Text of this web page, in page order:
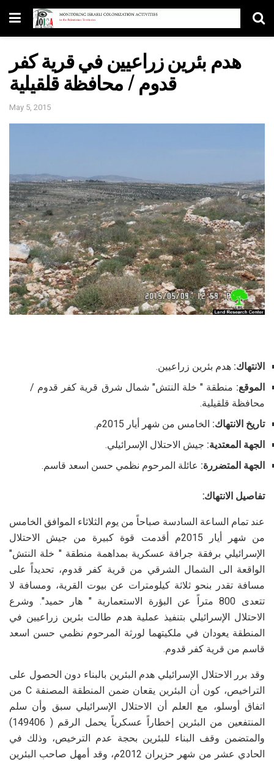
هدم بئرين زراعيين في قرية كفر
قدوم / محافظة قلقيلية
May 5, 2015
الانتهاك: هدم بئرين زراعيين.
الموقع: منطقة " خلة النتش" شمال شرق قرية كفر قدوم /
محافظة قلقيلية.
تاريخ الانتهاك: الخامس من شهر أيار 2015م.
الجهة المعتدية: جيش الاحتلال الإسرائيلي.
الجهة المتضررة: عائلة المرحوم نظمي حسن اسعد قاسم.
تفاصيل الانتهاك:
عند تمام الساعة السادسة صباحاً من يوم الثلاثاء الموافق الخامس
من شهر أيار 2015م أقدمت قوة كبيرة من جيش الاحتلال
الإسرائيلي برفقة جرافة عسكرية بمداهمة منطقة " خلة النتش"
الواقعة الى الشمال الشرقي من قرية كفر قدوم، تحديداً على
مسافة تقدر بنحو ثلاثة كيلومترات عن بيوت القرية، ومسافة لا
تتعدى 800 متراً عن البؤرة الاستعمارية " هار حميد".
وشرع
الاحتلال الإسرائيلي بتنفيذ عملية هدم طالت بئرين زراعيين في
المنطقة يعودان في ملكيتهما لورثة المرحوم نظمي حسن اسعد
قاسم من قرية كفر قدوم.
وقد برر الاحتلال الإسرائيلي هدم البئرين بالبناء دون الحصول على
التراخيص، كون أن البئرين يقعان ضمن المنطقة المصنفة C من
اتفاق أوسلو، مع العلم أن الاحتلال الإسرائيلي سبق وأن سلم
المنتفعين من البئرين إخطاراً عسكرياً يحمل الرقم ( 149406)
والمتضمن وقف البناء للبئرين بحجة عدم الترخيص، وذلك في
الحادي عشر من شهر حزيران 2012م، وقد أمهل صاحب البئرين